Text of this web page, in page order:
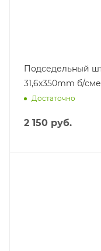
Подседельный
31,6x350mm б/
Достаточно
2 150 руб.